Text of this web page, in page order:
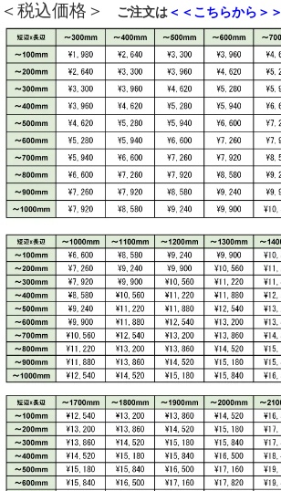
＜税込価格＞ ご注文は＜＜こちらから＞＞